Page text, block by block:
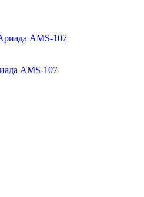
AMS-107